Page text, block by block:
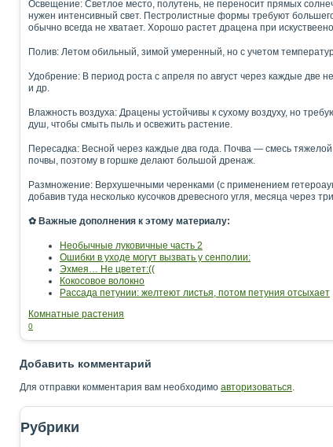
Освещение: Светлое место, полутень, не переносит прямых
нужен интенсивный свет. Пестролистные формы требуют
обычно всегда не хватает. Хорошо растет драцена при
Полив: Летом обильный, зимой умеренный, но с учетом
Удобрение: В период роста с апреля по август через каждые
и др.
Влажность воздуха: Драцены устойчивы к сухому воздуху, но
душ, чтобы смыть пыль и освежить растение.
Пересадка: Весной через каждые два года. Почва — смесь
почвы, поэтому в горшке делают большой дренаж.
Размножение: Верхушечными черенками (с применением
добавив туда несколько кусочков древесного угля, месяца через
✿ Важные дополнения к этому материалу:
Необычные луковичные часть 2
Ошибки в уходе могут вызвать у сенполии:
Эхмея… Не цветет:((
Кокосовое волокно
Рассада петунии: желтеют листья, потом петуния отсыхает
Комнатные растения
0
Добавить комментарий
Для отправки комментария вам необходимо авторизоваться.
Рубрики